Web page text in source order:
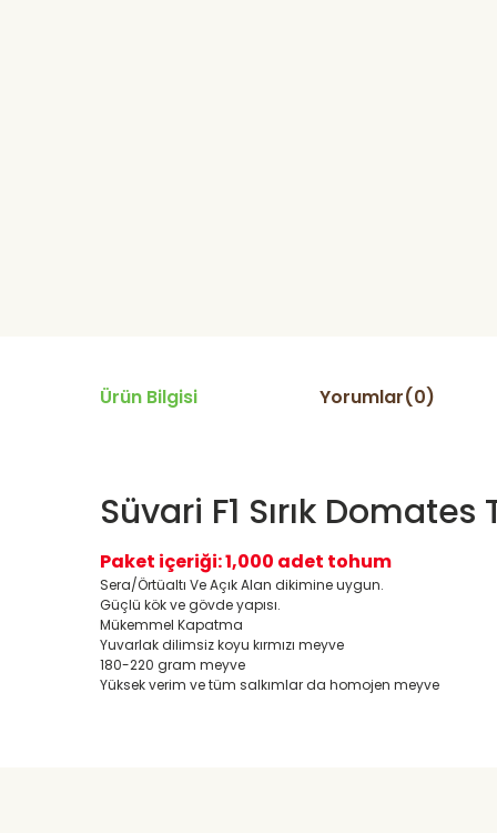
Ürün Bilgisi Yorumlar(0)
Süvari F1 Sırık
Paket içeriği: 1,000 adet tohum
Sera/Örtüaltı Ve Açık Alan dikimine uygun.
Güçlü kök ve gövde yapısı.
Mükemmel Kapatma
Yuvarlak dilimsiz koyu kırmızı meyve
180-220 gram meyve
Yüksek verim ve tüm salkımlar da homojen meyve